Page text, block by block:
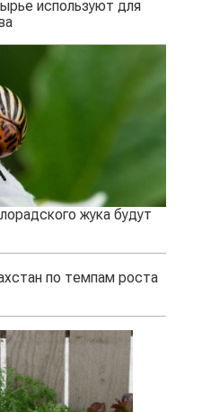
используют для
жука будут
по темпам роста